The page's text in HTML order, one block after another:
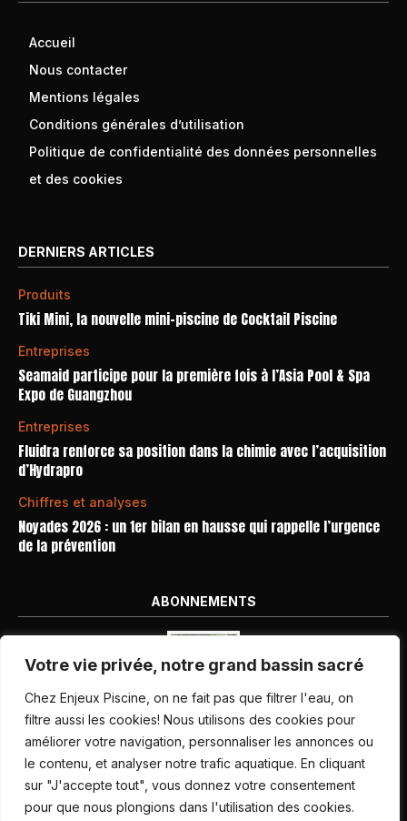
Votre vie privée, notre grand bassin sacré
Chez Enjeux Piscine, on ne fait pas que filtrer l'eau, on
filtre aussi les cookies! Nous utilisons des cookies pour
améliorer votre navigation, personnaliser les annonces ou
le contenu, et analyser notre trafic aquatique. En cliquant
sur "J'accepte tout", vous donnez votre consentement
pour que nous plongions dans l'utilisation des cookies.
Accueil
Nous contacter
Mentions légales
Conditions générales d’utilisation
Politique de confidentialité des données personnelles
et des cookies
DERNIERS ARTICLES
Produits
Tiki Mini, la nouvelle mini-piscine de Cocktail Piscine
Entreprises
Seamaid participe pour la première fois à l’Asia Pool & Spa
Expo de Guangzhou
Entreprises
Fluidra renforce sa position dans la chimie avec l’acquisition
d’Hydrapro
Chiffres et analyses
Noyades 2026 : un 1er bilan en hausse qui rappelle l’urgence
de la prévention
ABONNEMENTS
Nos dernières parutions
Abonnement magazine
Inscription newsletter